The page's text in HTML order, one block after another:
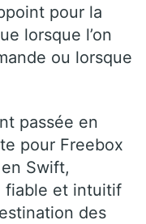
pour la
lorsque l’on
ou lorsque
passée en
pour Freebox
Swift,
fiable et intuitif
des